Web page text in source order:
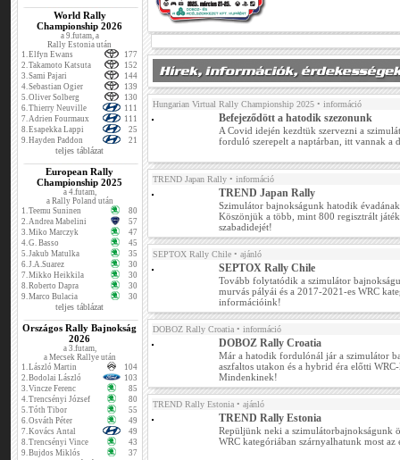
World Rally
Championship 2026
a 9.futam, a
Rally Estonia után
1.Elfyn Ewans
177
2.Takamoto Katsuta
152
3.Sami Pajari
144
4.Sebastian Ogier
139
5.Oliver Solberg
130
6.Thierry Neuville
111
7.Adrien Fourmaux
111
8.Esapekka Lappi
25
9.Hayden Paddon 21
teljes táblázat
European Rally
Championship 2025
a 4.futam,
a Rally Poland után
1.Teemu Suninen
80
2.Andrea Mabelini
57
3.Miko Marczyk
47
4.G. Basso
45
5.Jakub Matulka
35
6.J.A.Suarez
30
7.Mikko Heikkila
30
8.Roberto Dapra
30
9.Marco Bulacia 30
teljes táblázat
Országos Rally Bajnokság
2026
a 3.futam,
a Mecsek Rallye után
1.László Martin
104
2.Bodolai László
103
3.Vincze Ferenc
85
4.Trencsényi József
80
5.Tóth Tibor
55
6.Osváth Péter
49
7.Kovács Antal
49
8.Trencsényi Vince
43
9.Bujdos Miklós 37
Hungarian Virtual Rally Championship 2025 • információ
Befejeződött a hatodik szezonunk
A Covid idején kezdtük szervezni a
forduló szerepelt a naptárban, itt vannak a
TREND Japan Rally • információ
TREND Japan Rally
Szimulátor bajnokságunk hatodik
Köszönjük a több, mint 800 regisztrált
szabadidejét!
SEPTOX Rally Chile • ajánló
SEPTOX Rally Chile
Tovább folytatódik a szimulátor
murvás pályái és a 2017-2021-es WRC
információink!
DOBOZ Rally Croatia • információ
DOBOZ Rally Croatia
Már a hatodik fordulónál jár a szimulátor
aszfaltos utakon és a hybrid éra előtti
Mindenkinek!
TREND Rally Estonia • ajánló
TREND Rally Estonia
Repüljünk neki a
WRC kategóriában szárnyalhatunk most az